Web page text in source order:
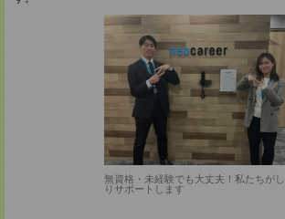
無資格・未経験でも大丈夫！私たちが
りサポートします